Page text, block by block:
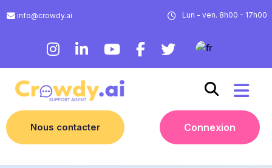
info@crowdy.ai Lun - ven. 8h00 - 17h00
Nous contacter Connexion